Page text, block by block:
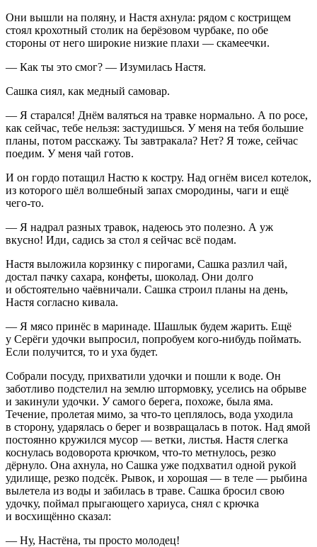
Они вышли на поляну, и Настя ахнула: рядом с кострищем
стоял крохотный столик на берёзовом чурбаке, по обе
стороны от него широкие низкие плахи — скамеечки.
— Как ты это смог? — Изумилась Настя.
Сашка сиял, как медный самовар.
— Я старался! Днём валяться на травке нормально. А по росе,
как сейчас, тебе нельзя: застудишься. У меня на тебя большие
планы, потом расскажу. Ты завтракала? Нет? Я тоже, сейчас
поедим. У меня чай готов.
И он гордо потащил Настю к костру. Над огнём висел котелок,
из которого шёл волшебный запах смородины, чаги и ещё
чего-то.
— Я надрал разных травок, надеюсь это полезно. А уж
вкусно! Иди, садись за стол я сейчас всё подам.
Настя выложила корзинку с пирогами, Сашка разлил чай,
достал пачку сахара, конфеты, шоколад. Они долго
и обстоятельно чаёвничали. Сашка строил планы на день,
Настя согласно кивала.
— Я мясо принёс в маринаде. Шашлык будем жарить. Ещё
у Серёги удочки выпросил, попробуем кого-нибудь поймать.
Если получится, то и уха будет.
Собрали посуду, прихватили удочки и пошли к воде. Он
заботливо подстелил на землю штормовку, уселись на обрыве
и закинули удочки. У самого берега, похоже, была яма.
Течение, пролетая мимо, за что-то цеплялось, вода уходила
в сторону, ударялась о берег и возвращалась в поток. Над ямой
постоянно кружился мусор — ветки, листья. Настя слегка
коснулась водоворота крючком, что-то метнулось, резко
дёрнуло. Она ахнула, но Сашка уже подхватил одной рукой
удилище, резко подсёк. Рывок, и хорошая — в теле — рыбина
вылетела из воды и забилась в траве. Сашка бросил свою
удочку, поймал прыгающего хариуса, снял с крючка
и восхищённо сказал:
— Ну, Настёна, ты просто молодец!